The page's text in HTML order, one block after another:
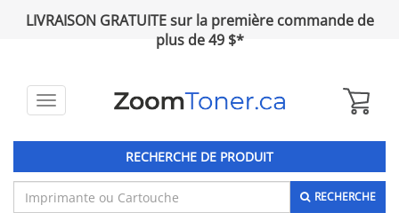
LIVRAISON GRATUITE sur la première commande de
plus de 49 $*
Toggle
RECHERCHE DE PRODUIT
RECHERCHE